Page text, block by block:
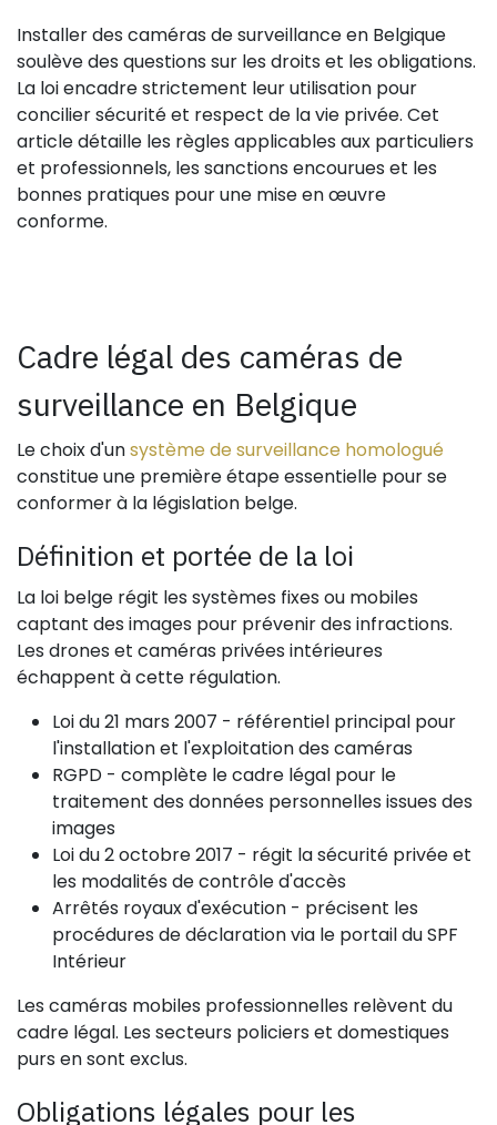
Installer des caméras de surveillance en Belgique
soulève des questions sur les droits et les obligations.
La loi encadre strictement leur utilisation pour
concilier sécurité et respect de la vie privée. Cet
article détaille les règles applicables aux particuliers
et professionnels, les sanctions encourues et les
bonnes pratiques pour une mise en œuvre
conforme.
Cadre légal des caméras de
surveillance en Belgique
Le choix d'unsystème de surveillance homologué
constitue une première étape essentielle pour se
conformer à la législation belge.
Définition et portée de la loi
La loi belge régit les systèmes fixes ou mobiles
captant des images pour prévenir des infractions.
Les drones et caméras privées intérieures
échappent à cette régulation.
Loi du 21 mars 2007 - référentiel principal pour
l'installation et l'exploitation des caméras
RGPD - complète le cadre légal pour le
traitement des données personnelles issues des
images
Loi du 2 octobre 2017 - régit la sécurité privée et
les modalités de contrôle d'accès
Arrêtés royaux d'exécution - précisent les
procédures de déclaration via le portail du SPF
Intérieur
Les caméras mobiles professionnelles relèvent du
cadre légal. Les secteurs policiers et domestiques
purs en sont exclus.
Obligations légales pour les